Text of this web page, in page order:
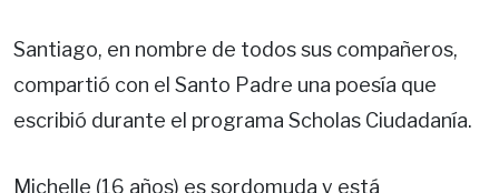
Santiago, en nombre de todos sus compañeros,
compartió con el Santo Padre una poesía que
escribió durante el programa Scholas Ciudadanía.
Michelle (16 años) es sordomuda y está